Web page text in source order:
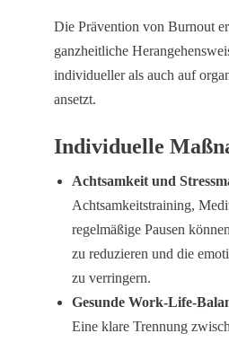
Die Prävention von Burnout
ganzheitliche
individueller als auch auf
ansetzt.
Individuelle
Achtsamkeit und
Achtsamkeitstraining,
regelmäßige Pausen
zu reduzieren und die
zu verringern.
Gesunde Work-Life-
Eine klare Trennung